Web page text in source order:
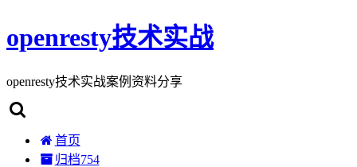
openresty技术实战
openresty技术实战案例资料分享
首页
归档754